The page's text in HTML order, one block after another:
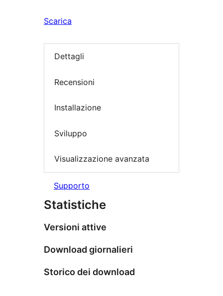
Scarica
Dettagli
Recensioni
Installazione
Sviluppo
Visualizzazione avanzata
Supporto
Statistiche
Versioni attive
Download giornalieri
Storico dei download